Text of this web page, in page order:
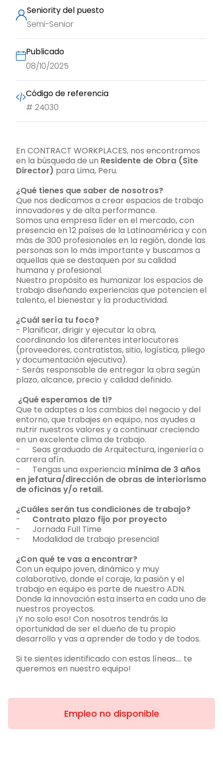
En CONTRACT WORKPLACES, nos encontramos
en la búsqueda de un Residente de Obra (Site
Director) para Lima, Peru.
¿Qué tienes que saber de nosotros?
Que nos dedicamos a crear espacios de trabajo
innovadores y de alta performance.
Somos una empresa líder en el mercado, con
presencia en 12 países de la Latinoamérica y con
más de 300 profesionales en la región, donde las
personas son lo más importante y buscamos a
aquellas que se destaquen por su calidad
humana y profesional.
Nuestro propósito es humanizar los espacios de
trabajo diseñando experiencias que potencien el
talento, el bienestar y la productividad.
¿Cuál sería tu foco?
- Planificar, dirigir y ejecutar la obra,
coordinando los diferentes interlocutores
(proveedores, contratistas, sitio, logística, pliego
y documentación ejecutiva).
- Serás responsable de entregar la obra según
plazo, alcance, precio y calidad definido.
¿Qué esperamos de ti?
Que te adaptes a los cambios del negocio y del
entorno, que trabajes en equipo, nos ayudes a
nutrir nuestros valores y a continuar creciendo
en un excelente clima de trabajo.
- Seas graduado de Arquitectura, ingeniería o
carrera afín.
- Tengas una experiencia mínima de 3 años
en jefatura/dirección de obras de interiorismo
de oficinas y/o retail.
¿Cuáles serán tus condiciones de trabajo?
- Contrato plazo fijo por proyecto
- Jornada Full Time
- Modalidad de trabajo presencial
¿Con qué te vas a encontrar?
Con un equipo joven, dinámico y muy
colaborativo, donde el coraje, la pasión y el
trabajo en equipo es parte de nuestro ADN.
Donde la innovación esta inserta en cada uno de
nuestros proyectos.
¡Y no solo eso! Con nosotros tendrás la
oportunidad de ser el dueño de tu propio
desarrollo y vas a aprender de todo y de todos.
Si te sientes identificado con estas líneas…. te
queremos en nuestro equipo!
Seniority del puesto
Semi-Senior
Publicado
08/10/2025
Código de referencia
# 24030
Empleo no disponible